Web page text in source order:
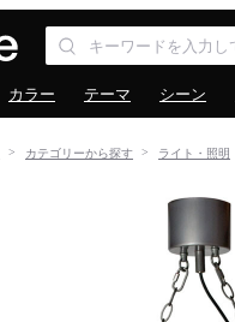
カラー テーマ シーン
カテゴリーから探す ライト・照明